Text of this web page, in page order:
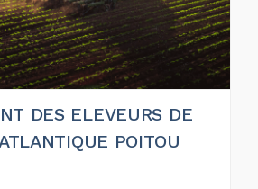
DES ELEVEURS DE
POITOU